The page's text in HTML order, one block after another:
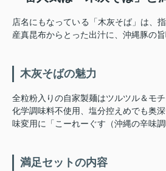
店名にもなっている「木灰そば」は、
産真昆布からとった出汁に、沖縄豚の
木灰そばの魅力
全粒粉入りの自家製麺はツルツル＆モ
化学調味料不使用、塩分控えめでも奥
味変用に「こーれーぐす（沖縄の辛味
満足セットの内容